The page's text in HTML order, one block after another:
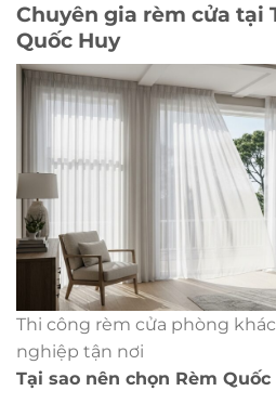
Chuyên gia rèm cửa tại
Quốc Huy
Thi công rèm cửa phòng
nghiệp tận nơi
Tại sao nên chọn Rèm Quốc